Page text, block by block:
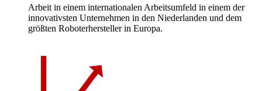
Arbeit in einem internationalen Arbeitsumfeld in einem der
innovativsten Unternehmen in den Niederlanden und dem
größten Roboterhersteller in Europa.